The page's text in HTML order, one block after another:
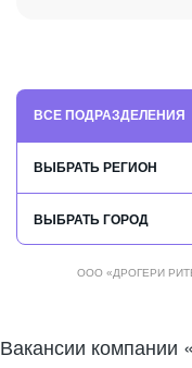
ВСЕ ПОДРАЗДЕЛЕНИЯ
ВСЕ ПОДРАЗДЕЛЕНИЯ
РОЗНИЦА
ВЫБРАТЬ РЕГИОН
МОСКВА И МО
ЦЕНТРАЛЬНЫЙ ОКРУГ
ПРИВОЛЖСКИЙ ОКРУГ
КАЗАНЬ
ООО «ДРОГЕРИ
Вакансии компании